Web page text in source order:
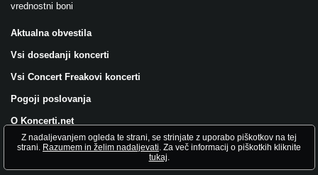
vrednostni boni
Aktualna obvestila
Vsi dosedanji koncerti
Vsi Concert Freakovi koncerti
Pogoji poslovanja
O Koncerti.net
Všečkajte nas na FB!
Z nadaljevanjem ogleda te strani, se strinjate z uporabo piškotkov na tej
strani. Razumem in želim nadaljevati. Za več informacij o piškotkih kliknite
tukaj.